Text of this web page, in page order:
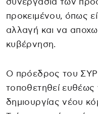
προκειμένου, όπως
αλλαγή και να
κυβέρνηση.
Ο πρόεδρος του
τοποθετηθεί ευθέως
δημιουργίας νέου